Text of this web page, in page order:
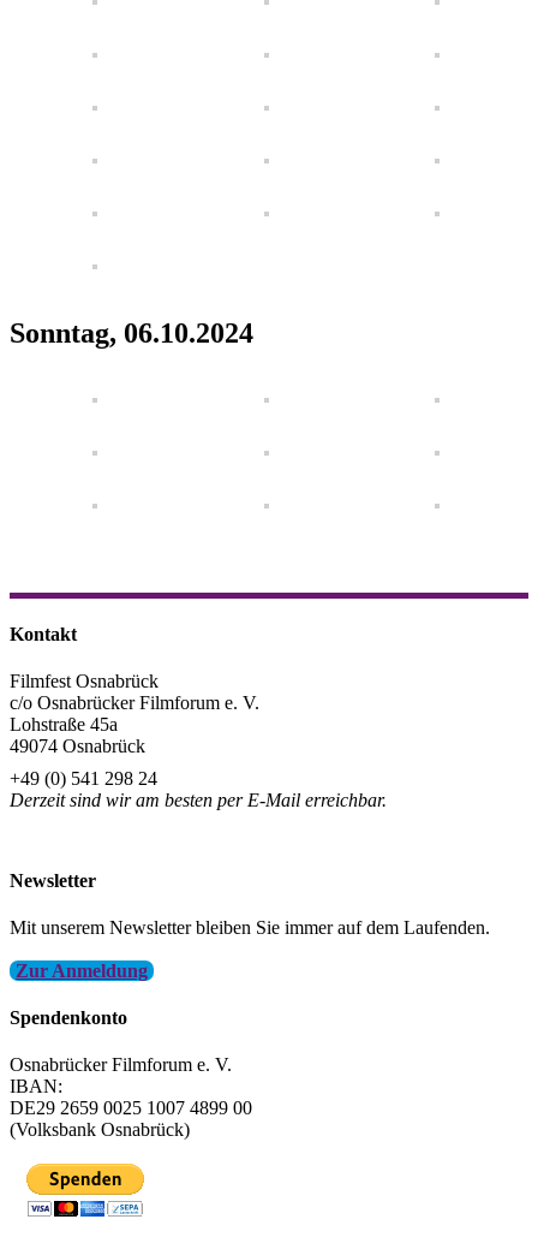
Sonntag, 06.10.2024
Kontakt
Filmfest Osnabrück
c/o Osnabrücker Filmforum e. V.
Lohstraße 45a
49074 Osnabrück
+49 (0) 541 298 24
Derzeit sind wir am besten per E-Mail erreichbar.
Newsletter
Mit unserem Newsletter bleiben Sie immer auf dem Laufenden.
Zur Anmeldung
Spendenkonto
Osnabrücker Filmforum e. V.
IBAN:
DE29 2659 0025 1007 4899 00
(Volksbank Osnabrück)